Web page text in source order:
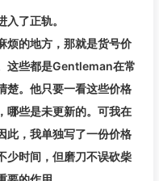
了正轨。
烦的地方，那就是货号价
这些都是Gentleman在常
楚。他只要一看这些价格
哪些是未更新的。可我在
此，我单独写了一份价格
少时间，但磨刀不误砍柴